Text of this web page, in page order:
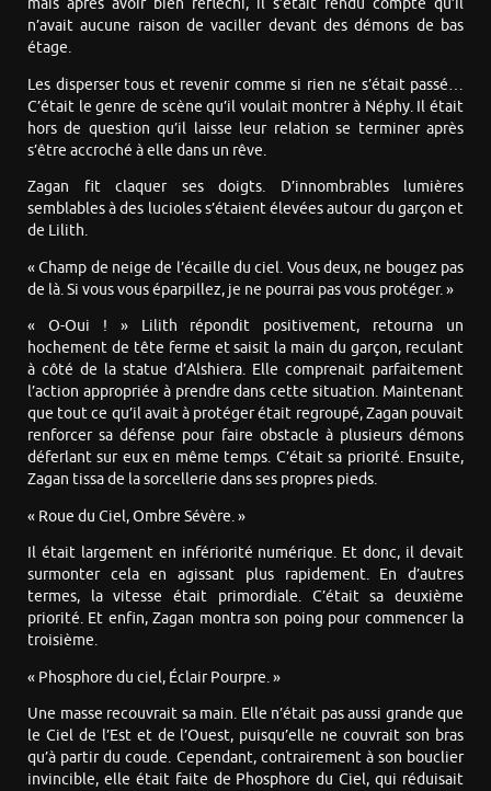
mais après avoir bien réfléchi, il s’était rendu compte qu’il
n’avait aucune raison de vaciller devant des démons de bas
étage.
Les disperser tous et revenir comme si rien ne s’était passé…
C’était le genre de scène qu’il voulait montrer à Néphy. Il était
hors de question qu’il laisse leur relation se terminer après
s’être accroché à elle dans un rêve.
Zagan fit claquer ses doigts. D’innombrables lumières
semblables à des lucioles s’étaient élevées autour du garçon et
de Lilith.
« Champ de neige de l’écaille du ciel. Vous deux, ne bougez pas
de là. Si vous vous éparpillez, je ne pourrai pas vous protéger. »
« O-Oui ! » Lilith répondit positivement, retourna un
hochement de tête ferme et saisit la main du garçon, reculant
à côté de la statue d’Alshiera. Elle comprenait parfaitement
l’action appropriée à prendre dans cette situation. Maintenant
que tout ce qu’il avait à protéger était regroupé, Zagan pouvait
renforcer sa défense pour faire obstacle à plusieurs démons
déferlant sur eux en même temps. C’était sa priorité. Ensuite,
Zagan tissa de la sorcellerie dans ses propres pieds.
« Roue du Ciel, Ombre Sévère. »
Il était largement en infériorité numérique. Et donc, il devait
surmonter cela en agissant plus rapidement. En d’autres
termes, la vitesse était primordiale. C’était sa deuxième
priorité. Et enfin, Zagan montra son poing pour commencer la
troisième.
« Phosphore du ciel, Éclair Pourpre. »
Une masse recouvrait sa main. Elle n’était pas aussi grande que
le Ciel de l’Est et de l’Ouest, puisqu’elle ne couvrait son bras
qu’à partir du coude. Cependant, contrairement à son bouclier
invincible, elle était faite de Phosphore du Ciel, qui réduisait